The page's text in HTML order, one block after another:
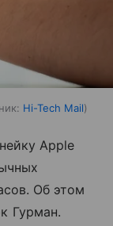
Hi-Tech Mail
Apple
Об этом
Гурман.